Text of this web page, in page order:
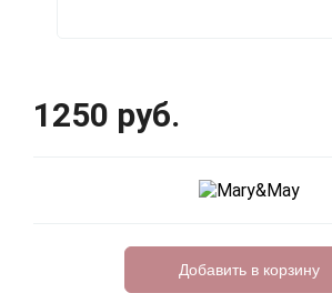
1250 руб.
Добавить в корзину